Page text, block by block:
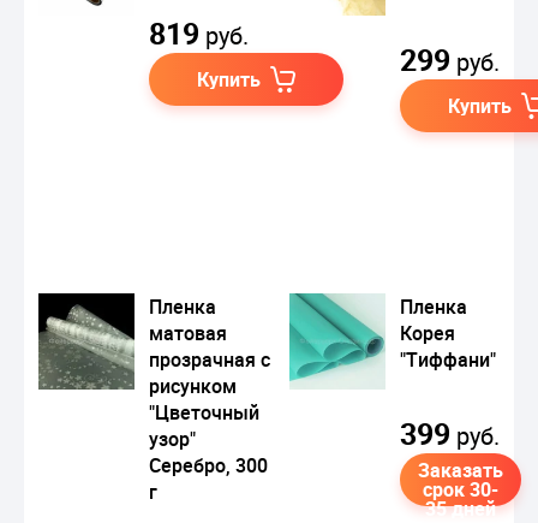
819 руб.
Купить 299 руб.
Купить
Пленка
матовая
прозрачная с
рисунком
"Цветочный
узор"
Серебро, 300
г
Пленка
Корея
"Тиффани"
399 руб.
Заказать
срок 30-
35 дней